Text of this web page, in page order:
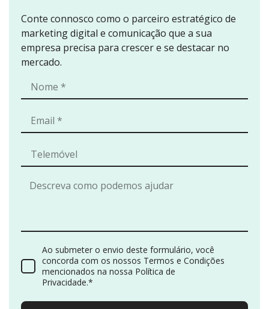
Conte connosco como o parceiro estratégico de
marketing digital e comunicação que a sua
empresa precisa para crescer e se destacar no
mercado.
Ao submeter o envio deste formulário, você
concorda com os nossos Termos e Condições
mencionados na nossa Política de
Privacidade.*